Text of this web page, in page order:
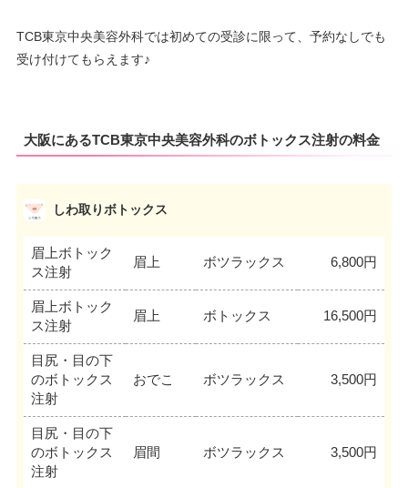
TCB東京中央美容外科では初めての受診に限って、予約なしでも
受け付けてもらえます♪
大阪にあるTCB東京中央美容外科のボトックス注射の料金
しわ取りボトックス
眉上ボトック
ス注射
眉上 ボツラックス 6,800円
眉上ボトック
ス注射
眉上 ボトックス 16,500円
目尻・目の下
のボトックス
注射
おでこ ボツラックス 3,500円
目尻・目の下
のボトックス
注射
眉間 ボツラックス 3,500円